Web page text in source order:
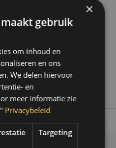
1
Op werkdagen voor 14.00 uur
×
gebruik
om inhoud en
en ons
We delen hiervoor
en
meer informatie zie
Privacybeleid
Targeting